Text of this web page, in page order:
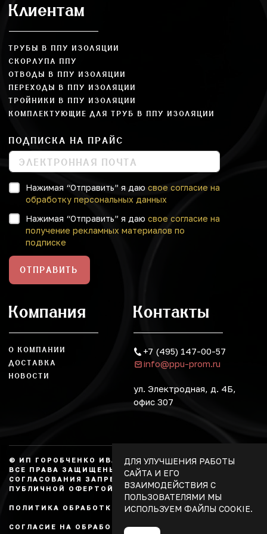
Клиентам
ТРУБЫ В ППУ ИЗОЛЯЦИИ
СКОРЛУПА ППУ
ОТВОДЫ В ППУ ИЗОЛЯЦИИ
ПЕРЕХОДЫ В ППУ ИЗОЛЯЦИИ
ТРОЙНИКИ В ППУ ИЗОЛЯЦИИ
КОМПЛЕКТУЮЩИЕ ДЛЯ ТРУБ В ППУ ИЗОЛЯЦИИ
ПОДПИСКА НА ПРАЙС
Нажимая “Отправить” я даю свое согласие на
обработку персональных данных
Нажимая “Отправить” я даю свое согласие на
получение рекламных материалов по
подписке
ОТПРАВИТЬ
Компания
О КОМПАНИИ
ДОСТАВКА
НОВОСТИ
Контакты
+7 (495) 147-00-57
info@ppu-prom.ru
ул. Электродная, д. 4Б,
офис 307
© ИП ГОРОБЧЕНКО ИВАН АЛЕКСАНДРОВИЧ, 2026.
ВСЕ ПРАВА ЗАЩИЩЕНЫ, КОПИРОВАНИЕ БЕЗ
СОГЛАСОВАНИЯ ЗАПРЕЩЕНО. НЕ ЯВЛЯЕТСЯ
ПУБЛИЧНОЙ ОФЕРТОЙ.
ПОЛИТИКА ОБРАБОТКИ ПЕРСОНАЛЬНЫХ ДАННЫХ
СОГЛАСИЕ НА ОБРАБОТКУ ПЕРСОНАЛЬНЫХ ДАННЫХ
ДЛЯ УЛУЧШЕНИЯ РАБОТЫ
САЙТА И ЕГО
ВЗАИМОДЕЙСТВИЯ С
ПОЛЬЗОВАТЕЛЯМИ МЫ
ИСПОЛЬЗУЕМ ФАЙЛЫ COOKIE.